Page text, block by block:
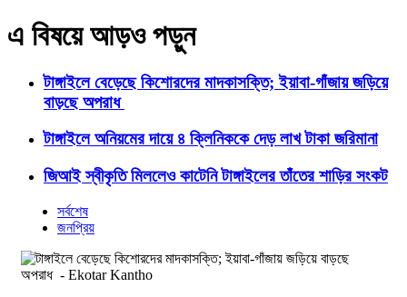
এ বিষয়ে আড়ও পড়ুন
টাঙ্গাইলে বেড়েছে কিশোরদের মাদকাসক্তি; ইয়াবা-গাঁজায় জড়িয়ে
বাড়ছে অপরাধ
টাঙ্গাইলে অনিয়মের দায়ে ৪ ক্লিনিককে দেড় লাখ টাকা জরিমানা
জিআই স্বীকৃতি মিললেও কাটেনি টাঙ্গাইলের তাঁতের শাড়ির সংকট
সর্বশেষ
জনপ্রিয়